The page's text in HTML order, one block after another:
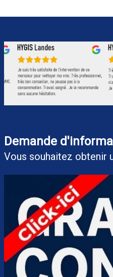
Demande
Vous souhaitez